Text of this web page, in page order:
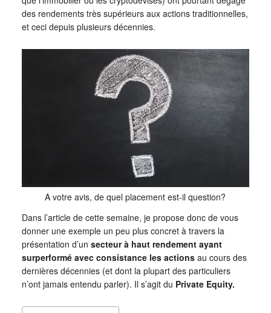
des rendements très supérieurs aux actions traditionnelles,
et ceci depuis plusieurs décennies.
A votre avis, de quel placement est-il question?
Dans l’article de cette semaine, je propose donc de vous
donner une exemple un peu plus concret à travers la
présentation d’un secteur à haut rendement ayant
surperformé avec consistance les actionsau cours des
dernières décennies (et dont la plupart des particuliers
n’ont jamais entendu parler). Il s’agit du Private Equity.